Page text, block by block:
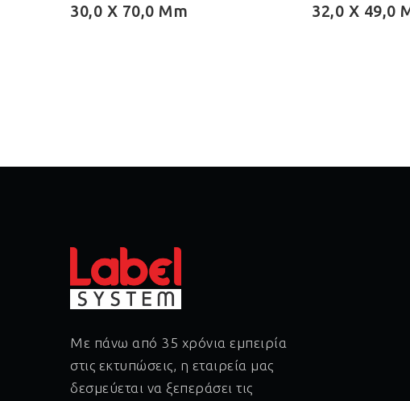
70,0 Mm 32,0 X 49,0 Mm
Με πάνω από 35 χρόνια εμπειρία
στις εκτυπώσεις, η εταιρεία μας
δεσμεύεται να ξεπεράσει τις